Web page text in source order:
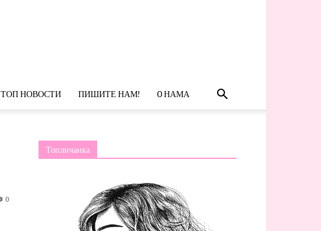
ТОП НОВОСТИ ПИШИТЕ НАМ! O НАМА
0
Топличанка